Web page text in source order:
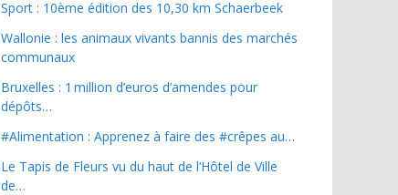
Sport : 10ème édition des 10,30 km Schaerbeek
Wallonie : les animaux vivants bannis des marchés
communaux
Bruxelles : 1 million d’euros d’amendes pour
dépôts…
#Alimentation : Apprenez à faire des #crêpes au…
Le Tapis de Fleurs vu du haut de l’Hôtel de Ville
de…